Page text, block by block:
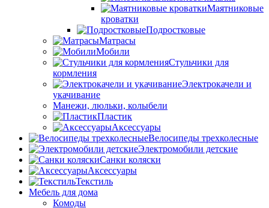
Маятниковые
кроватки
Подростковые
Матрасы
Мобили
Стульчики для
кормления
Электрокачели и
укачивание
Манежи, люльки, колыбели
Пластик
Аксессуары
Велосипеды трехколесные
Электромобили детские
Санки коляски
Аксессуары
Текстиль
Мебель для дома
Комоды